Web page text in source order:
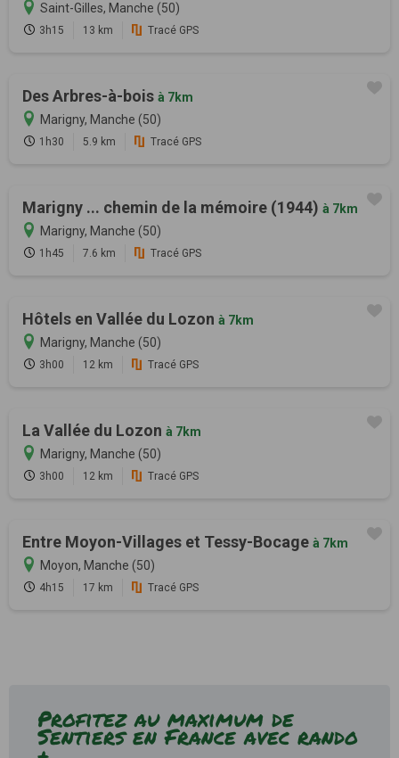
Saint-Gilles, Manche (50)
3h15 13 km Tracé GPS
Des Arbres-à-bois à 7km
Marigny, Manche (50)
1h30 5.9 km Tracé GPS
Marigny ... chemin de la mémoire (1944) à 7km
Marigny, Manche (50)
1h45 7.6 km Tracé GPS
Hôtels en Vallée du Lozon à 7km
Marigny, Manche (50)
3h00 12 km Tracé GPS
La Vallée du Lozon à 7km
Marigny, Manche (50)
3h00 12 km Tracé GPS
Entre Moyon-Villages et Tessy-Bocage à 7km
Moyon, Manche (50)
4h15 17 km Tracé GPS
Profitez au maximum de
Sentiers en France avec rando